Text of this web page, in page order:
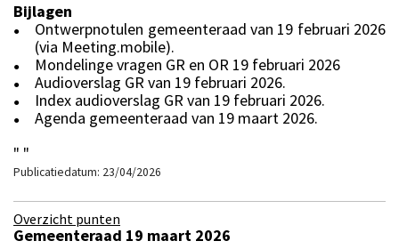
Bijlagen
●
Ontwerpnotulen gemeenteraad van 19 februari 2026
(via Meeting.mobile).
● Mondelinge vragen GR en OR 19 februari 2026
● Audioverslag GR van 19 februari 2026.
● Index audioverslag GR van 19 februari 2026.
●
Agenda gemeenteraad van 19 maart 2026.
" "
Publicatiedatum: 23/04/2026
Overzicht punten
Gemeenteraad 19 maart 2026